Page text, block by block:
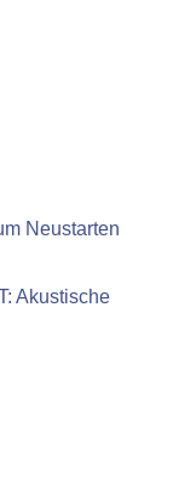
Neustarten
Akustische